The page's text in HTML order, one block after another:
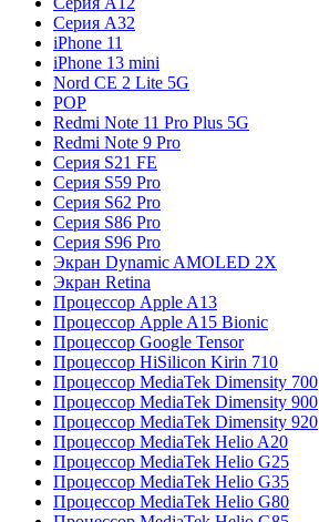
Серия A32
iPhone 11
iPhone 13 mini
Nord CE 2 Lite 5G
POP
Redmi Note 11 Pro Plus 5G
Redmi Note 9 Pro
Серия S21 FE
Серия S59 Pro
Серия S62 Pro
Серия S86 Pro
Серия S96 Pro
Экран Dynamic AMOLED 2X
Экран Retina
Процессор Apple A13
Процессор Apple A15 Bionic
Процессор Google Tensor
Процессор HiSilicon Kirin 710
Процессор MediaTek Dimensity 700
Процессор MediaTek Dimensity 900
Процессор MediaTek Dimensity 920
Процессор MediaTek Helio A20
Процессор MediaTek Helio G25
Процессор MediaTek Helio G35
Процессор MediaTek Helio G80